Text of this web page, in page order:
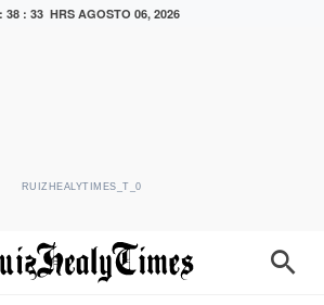
38 : 34 HRSAGOSTO 06, 2026
RUIZHEALYTIMES_T_0